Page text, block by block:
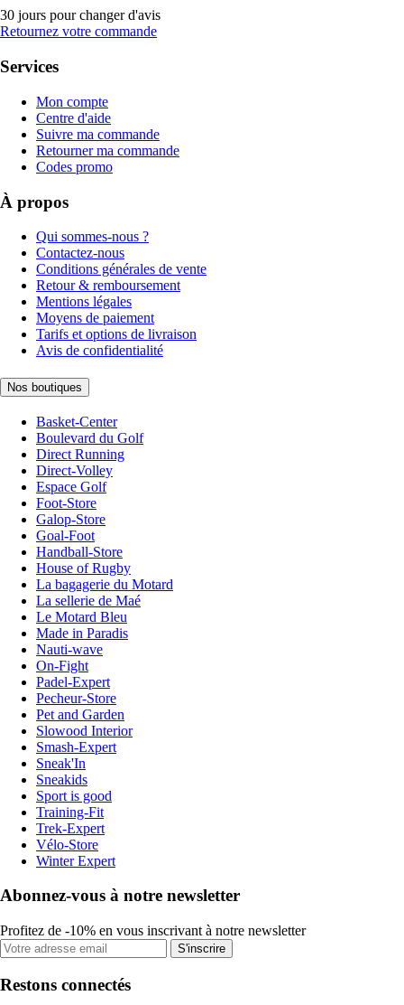
30 jours pour changer d'avis
Retournez votre commande
Services
Mon compte
Centre d'aide
Suivre ma commande
Retourner ma commande
Codes promo
À propos
Qui sommes-nous ?
Contactez-nous
Conditions générales de vente
Retour & remboursement
Mentions légales
Moyens de paiement
Tarifs et options de livraison
Avis de confidentialité
Nos boutiques
Basket-Center
Boulevard du Golf
Direct Running
Direct-Volley
Espace Golf
Foot-Store
Galop-Store
Goal-Foot
Handball-Store
House of Rugby
La bagagerie du Motard
La sellerie de Maé
Le Motard Bleu
Made in Paradis
Nauti-wave
On-Fight
Padel-Expert
Pecheur-Store
Pet and Garden
Slowood Interior
Smash-Expert
Sneak'In
Sneakids
Sport is good
Training-Fit
Trek-Expert
Vélo-Store
Winter Expert
Abonnez-vous à notre newsletter
Profitez de -10% en vous inscrivant à notre newsletter
S'inscrire
Restons connectés